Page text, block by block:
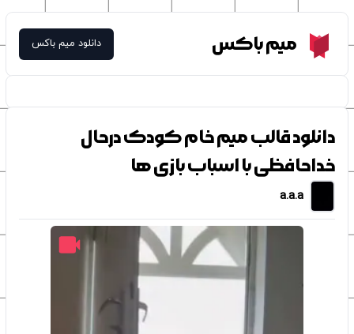
Meme Boxمیم باکس دانلود میم باکس
دانلود قالب میم خام کودک درحال
خداحافظی با اسباب بازی ها
a.a.a